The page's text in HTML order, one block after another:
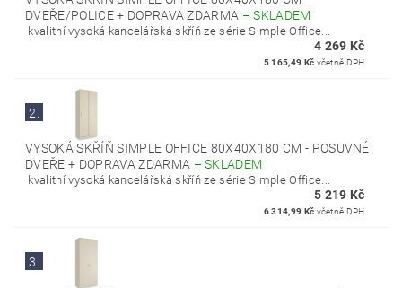
DVEŘE/POLICE + DOPRAVA ZDARMA –SKLADEM
kvalitní vysoká kancelářská skříň ze série Simple Office...
4 269 Kč
5 165,49 Kč včetně DPH
2.
VYSOKÁ SKŘÍŇ SIMPLE OFFICE 80X40X180 CM - POSUVNÉ
DVEŘE + DOPRAVA ZDARMA –SKLADEM
kvalitní vysoká kancelářská skříň ze série Simple Office...
5 219 Kč
6 314,99 Kč včetně DPH
3.